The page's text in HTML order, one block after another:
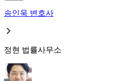
송인욱 변호사
정현 법률사무소